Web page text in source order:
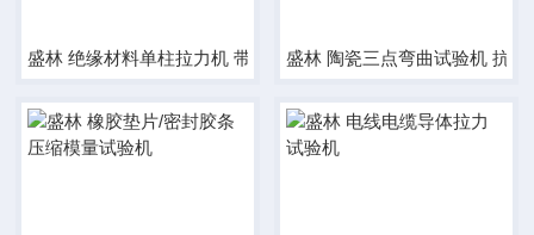
盛林 绝缘材料单柱拉力机 带大变形引伸计盛林 陶瓷三点弯曲试验机 抗